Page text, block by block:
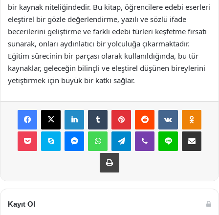
bir kaynak niteliğindedir. Bu kitap, öğrencilere edebi eserleri
eleştirel bir gözle değerlendirme, yazılı ve sözlü ifade
becerilerini geliştirme ve farklı edebi türleri keşfetme fırsatı
sunarak, onları aydınlatıcı bir yolculuğa çıkarmaktadır.
Eğitim sürecinin bir parçası olarak kullanıldığında, bu tür
kaynaklar, geleceğin bilinçli ve eleştirel düşünen bireylerini
yetiştirmek için büyük bir katkı sağlar.
Facebook
X LinkedInTumblr PinterestReddit VKontakte
Pocket Skype MessengerWhatsAppTelegramViber Line E-Posta ile
Yazdır
Kayıt Ol